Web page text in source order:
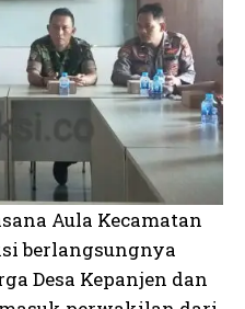
Aula Kecamatan
berlangsungnya
Desa Kepanjen dan